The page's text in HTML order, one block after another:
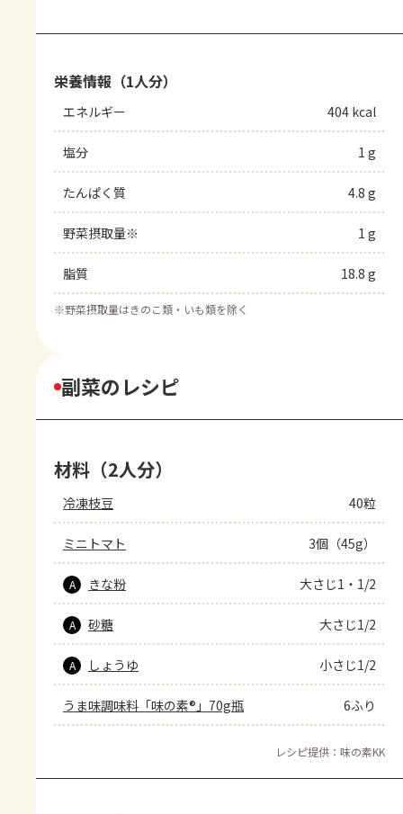
栄養情報（1人分）
エネルギー 404 kcal
塩分 1 g
たんぱく質 4.8 g
野菜摂取量※ 1 g
脂質 18.8 g
※野菜摂取量はきのこ類・いも類を除く
副菜のレシピ
材料（2人分）
冷凍枝豆 40粒
ミニトマト 3個（45g）
A きな粉 大さじ1・1/2
A 砂糖 大さじ1/2
A しょうゆ 小さじ1/2
うま味調味料「味の素®」70g瓶 6ふり
レシピ提供：味の素KK